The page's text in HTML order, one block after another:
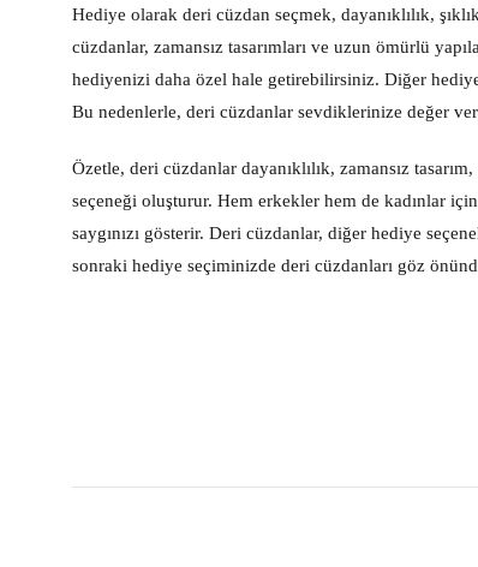
Hediye olarak deri cüzdan seçmek, dayanıklılık,
cüzdanlar, zamansız tasarımları ve uzun ömürlü
hediyenizi daha özel hale getirebilirsiniz. Diğer hediye
Bu nedenlerle, deri cüzdanlar sevdiklerinize değer
Özetle, deri cüzdanlar dayanıklılık, zamansız
seçeneği oluşturur. Hem erkekler hem de kadınlar
saygınızı gösterir. Deri cüzdanlar, diğer hediye
sonraki hediye seçiminizde deri cüzdanları göz